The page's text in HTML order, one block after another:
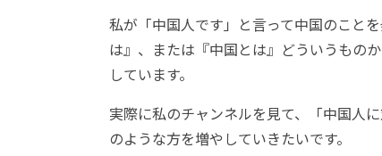
私が「中国人です」と言って中国のこと
は』、または『中国とは』どういうもの
しています。
実際に私のチャンネルを見て、「中国人
のような方を増やしていきたいです。